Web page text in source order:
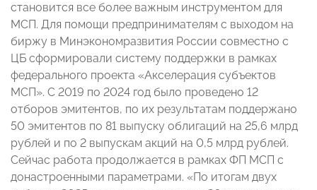
становится все более важным инструментом для
МСП. Для помощи предпринимателям с выходом на
биржу в Минэкономразвития России совместно с
ЦБ сформировали систему поддержки в рамках
федерального проекта «Акселерация субъектов
МСП». С 2019 по 2024 год было проведено 12
отборов эмитентов, по их результатам поддержано
50 эмитентов по 81 выпуску облигаций на 25,6 млрд
рублей и по 2 выпускам акций на 0,5 млрд рублей.
Сейчас работа продолжается в рамках ФП МСП с
донастроенными параметрами. «По итогам двух